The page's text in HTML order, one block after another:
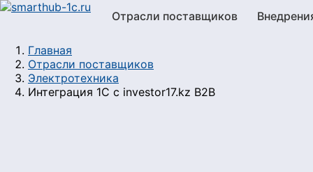
Отрасли поставщиков
Главная
Отрасли поставщиков
Электротехника
Интеграция 1С с investor17.kz B2B